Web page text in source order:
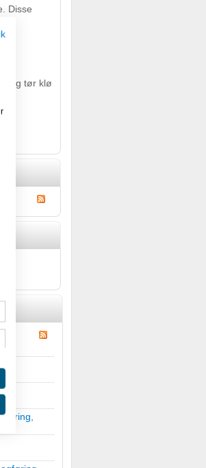
Disse
og tør klø
i